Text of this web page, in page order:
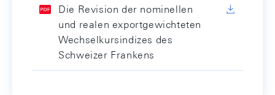
Die Revision der nominellen
und realen exportgewichteten
Wechselkursindizes des
Schweizer Frankens